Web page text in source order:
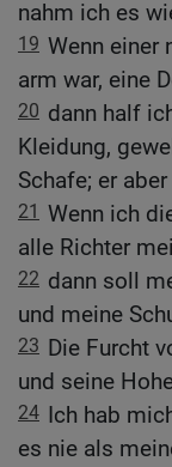
nahm ich es
19 Wenn einer
arm war, eine
20 dann half
Kleidung,
Schafe; er
21 Wenn ich
alle Richter
22 dann soll
und meine
23 Die Furcht
und seine
24 Ich hab
es nie als